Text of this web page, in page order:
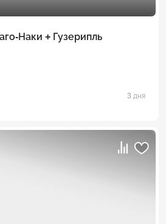
Наки + Гузерипль
3 дня